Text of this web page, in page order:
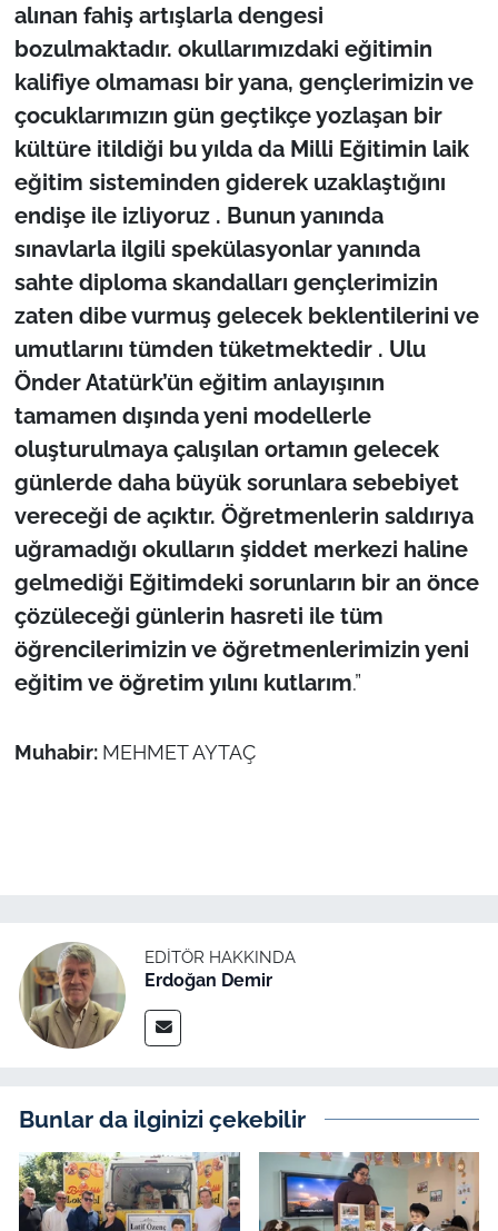
alınan fahiş artışlarla dengesi
bozulmaktadır. okullarımızdaki eğitimin
kalifiye olmaması bir yana, gençlerimizin ve
çocuklarımızın gün geçtikçe yozlaşan bir
kültüre itildiği bu yılda da Milli Eğitimin laik
eğitim sisteminden giderek uzaklaştığını
endişe ile izliyoruz . Bunun yanında
sınavlarla ilgili spekülasyonlar yanında
sahte diploma skandalları gençlerimizin
zaten dibe vurmuş gelecek beklentilerini ve
umutlarını tümden tüketmektedir . Ulu
Önder Atatürk’ün eğitim anlayışının
tamamen dışında yeni modellerle
oluşturulmaya çalışılan ortamın gelecek
günlerde daha büyük sorunlara sebebiyet
vereceği de açıktır. Öğretmenlerin saldırıya
uğramadığı okulların şiddet merkezi haline
gelmediği Eğitimdeki sorunların bir an önce
çözüleceği günlerin hasreti ile tüm
öğrencilerimizin ve öğretmenlerimizin yeni
eğitim ve öğretim yılını kutlarım.”
Muhabir: MEHMET AYTAÇ
EDITÖR HAKKINDA
Erdoğan Demir
Bunlar da ilginizi çekebilir
Politika
Flaş Haber
Dış Haberler
Magazin
İş Dünyası
Bilim Teknoloji
English News
Canlı Maç
Finans
Genel-A
Gündem-Eğitim